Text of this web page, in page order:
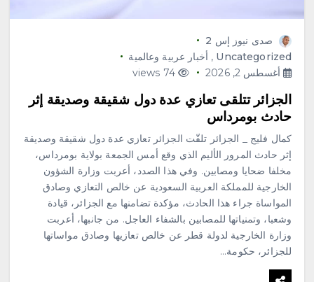
صدى نيوز إس 2
Uncategorized
, أخبار عربية وعالمية
أغسطس 2, 2026
74 views
الجزائر تتلقى تعازي عدة دول شقيقة وصديقة إثر
حادث بومرداس
كمال فليج _ الجزائر تلقّت الجزائر تعازي عدة دول شقيقة وصديقة
إثر حادث المرور الأليم الذي وقع أمس الجمعة بولاية بومرداس،
مخلفا ضحايا ومصابين. وفي هذا الصدد، أعربت وزارة الشؤون
الخارجية للمملكة العربية السعودية عن خالص التعازي وصادق
المواساة جراء هذا الحادث، مؤكدة تضامنها مع الجزائر، قيادة
وشعبا، وتمنياتها للمصابين بالشفاء العاجل. من جانبها، أعربت
وزارة الخارجية لدولة قطر عن خالص تعازيها وصادق مواساتها
للجزائر، حكومة…
تشتاق الذاكرة إلى المكان
أغسطس 7, 2026
4
مطارات جدة تعزز ريادتها في
الاستدامة والإبتكار بحصولها على
إنجازين وطني ودولي
محلية
الشيخ عبدالله البعيجان في خطبة